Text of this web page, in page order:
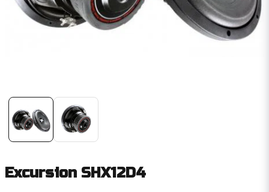
Excursion SHX12D4